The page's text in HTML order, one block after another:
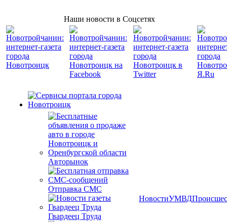
Наши новости в Соцсетях
Авторынок
Отправка СМС
Гвардеец Труда
НовостиУМВД